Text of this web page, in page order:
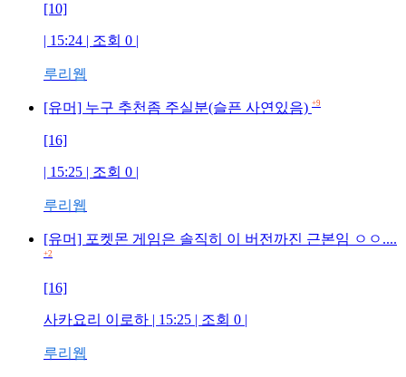
[10]
| 15:24 | 조회 0 |
루리웹
[유머] 누구 추천좀 주실분(슬픈 사연있음) +9
[16]
| 15:25 | 조회 0 |
루리웹
[유머] 포켓몬 게임은 솔직히 이 버전까진 근본임 ㅇㅇ....
+2
[16]
사카요리 이로하 | 15:25 | 조회 0 |
루리웹